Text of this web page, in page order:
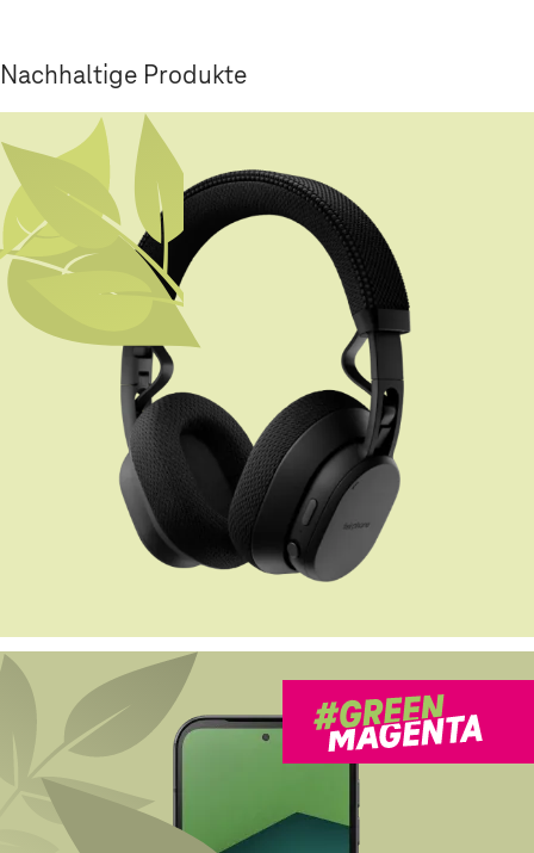
Nachhaltige Produkte